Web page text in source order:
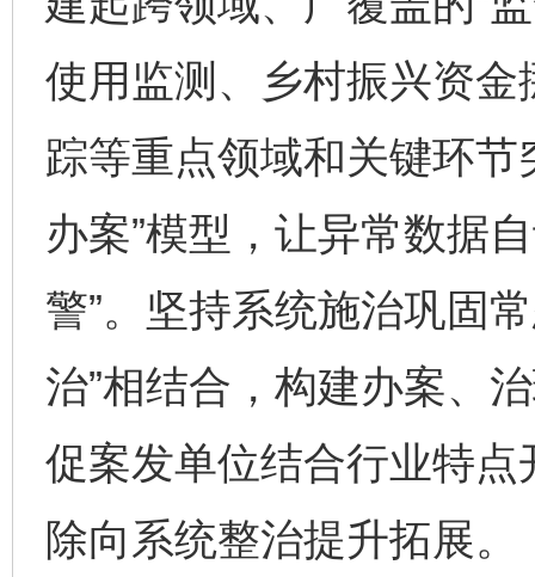
使用监测、乡村振兴资
踪等重点领域和关键环
办案”模型，让异常数据
警”。坚持系统施治巩固
治”相结合，构建办案、
促案发单位结合行业特
除向系统整治提升拓展。